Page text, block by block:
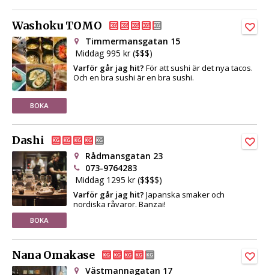
Washoku TOMO
BOKA
Timmermansgatan 15
Middag 995 kr ($$$)
Varför går jag hit? För att sushi är det nya tacos.
Och en bra sushi är en bra sushi.
Dashi
BOKA
Rådmansgatan 23
073-9764283
Middag 1295 kr ($$$$)
Varför går jag hit? Japanska smaker och
nordiska råvaror. Banzai!
Nana Omakase
Västmannagatan 17